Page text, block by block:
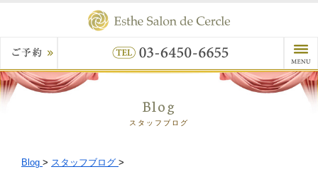
Blog
スタッフブログ
Blog > スタッフブログ >